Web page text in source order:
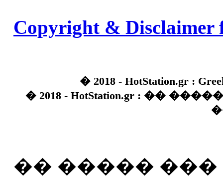
Copyright & Disclaimer
� 2018 - HotStation.gr :
� 2018 - HotStation.gr : ��
�� �����